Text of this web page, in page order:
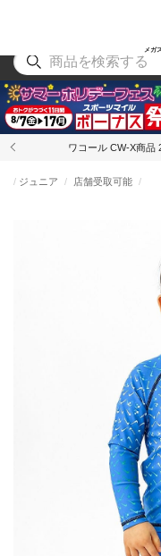
メガ
アウ
ワコール CW-X商品
ジュニア 店舗受取可能